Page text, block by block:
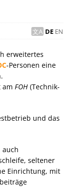
DE EN
erweitertes
-Personen eine
am FOH (Technik-
und das
auch
seltener
Einrichtung, mit